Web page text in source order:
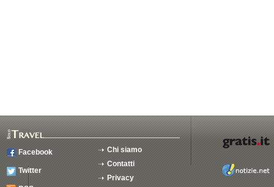
Facebook
Twitter
Chi siamo
Contatti
Privacy